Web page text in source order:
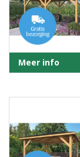
Meer info